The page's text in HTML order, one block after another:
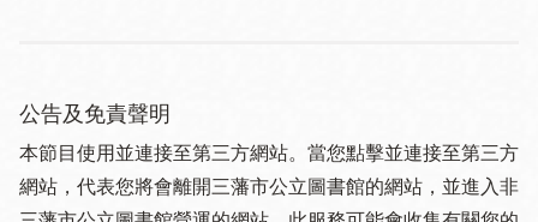
公告及免責聲明
本節目使用並連接至第三方網站。當您點擊並連接至第三方
網站，代表您將會離開三藩市公立圖書館的網站，並進入非